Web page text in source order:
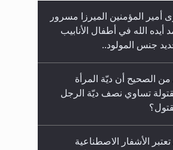
في لغة المسيح الموعود عليه
4...
أمير المؤمنين الميرزا مسرور
أيده الله في أطفال الأنابيب
جنس المولود..
الصحيح أن ديّة المرأة
تساوي نصف ديّة الرجل
الأشفار الاصطناعية